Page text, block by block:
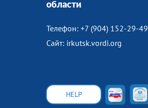
области
Телефон: +7 (904) 152-29-49
Сайт: irkutsk.vordi.org
HELP